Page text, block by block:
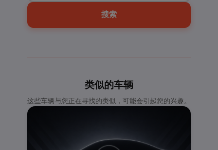
搜索
类似的车辆
这些车辆与您正在寻找的类似，可能会引起您的兴趣。